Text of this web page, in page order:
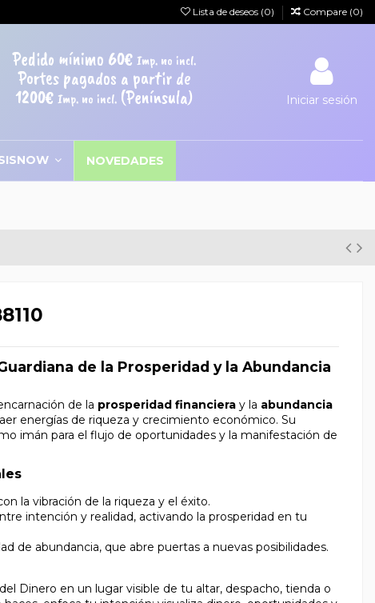
Lista de deseos (0) Compare (0)
Iniciar sesión
NOVEDADES
Pedido mínimo 60€Imp. no incl.
Portes pagados a partir de
1200€Imp. no incl. (Península)
de la Prosperidad y la Abundancia
de la prosperidad financiera y la abundancia
energías de riqueza y crecimiento económico. Su
imán para el flujo de oportunidades y la manifestación de
la vibración de la riqueza y el éxito.
intención y realidad, activando la prosperidad en tu
de abundancia, que abre puertas a nuevas posibilidades.
Dinero en un lugar visible de tu altar, despacho, tienda o